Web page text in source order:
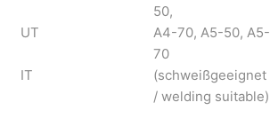
UT
IT
50,
A4-70, A5-50, A5-
70
(schweißgeeignet
/ welding suitable)